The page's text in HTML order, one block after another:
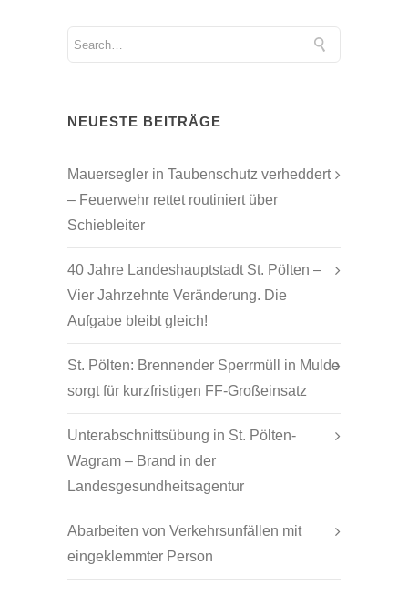
NEUESTE BEITRÄGE
Mauersegler in Taubenschutz verheddert
– Feuerwehr rettet routiniert über
Schiebleiter
40 Jahre Landeshauptstadt St. Pölten –
Vier Jahrzehnte Veränderung. Die
Aufgabe bleibt gleich!
St. Pölten: Brennender Sperrmüll in Mulde
sorgt für kurzfristigen FF-Großeinsatz
Unterabschnittsübung in St. Pölten-
Wagram – Brand in der
Landesgesundheitsagentur
Abarbeiten von Verkehrsunfällen mit
eingeklemmter Person